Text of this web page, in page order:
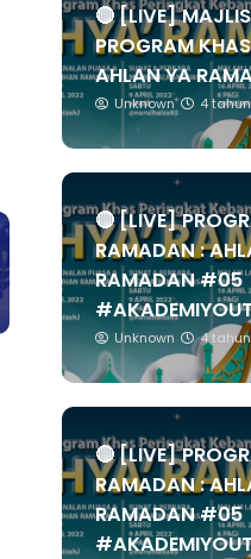
🔴 [LIVE]
PROGRAM
AHLAN YA
Unknown 4
🔴 [LIVE]
RAMADAN :
RAMADAN #05
Unknown 4
🔴 [LIVE]
RAMADAN :
RAMADAN #05